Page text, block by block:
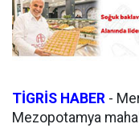
TİGRİS HABER -
Mezopotamya